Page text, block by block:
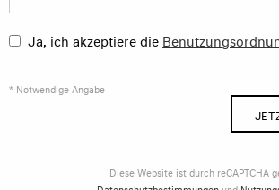
Ja, ich akzeptiere die
* Notwendige Angabe
Diese Website ist durch reCAPTCHA